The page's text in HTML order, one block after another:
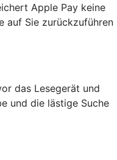
Apple Pay keine
auf Sie zurückzuführen
das Lesegerät und
und die lästige Suche